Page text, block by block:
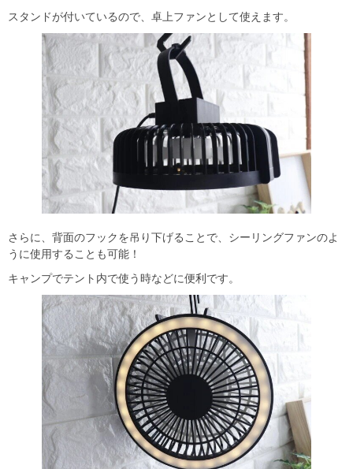
スタンドが付いているので、卓上ファンとして使えます。
さらに、背面のフックを吊り下げることで、シーリングファンのよ
うに使用することも可能！
キャンプでテント内で使う時などに便利です。